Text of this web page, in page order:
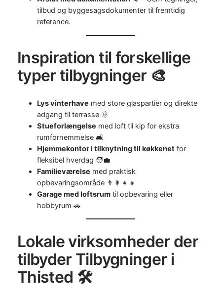
tilbud og byggesagsdokumenter til fremtidig
reference.
Inspiration til forskellige
typer tilbygninger 🎨
Lys vinterhave med store glaspartier og direkte
adgang til terrasse 🌞
Stueforlængelse med loft til kip for ekstra
rumfornemmelse 🛋️
Hjemmekontor i tilknytning til køkkenetfor
fleksibel hverdag 🧑‍💼
Familieværelse med praktisk
opbevaringsområde 👨‍👩‍👧‍👦
Garage med loftsrumtil opbevaring eller
hobbyrum 🚗
Lokale virksomheder der
tilbyder Tilbygninger i
Thisted 🛠️